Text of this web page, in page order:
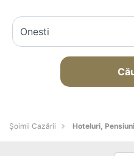
Șoimii Cazării Hoteluri,